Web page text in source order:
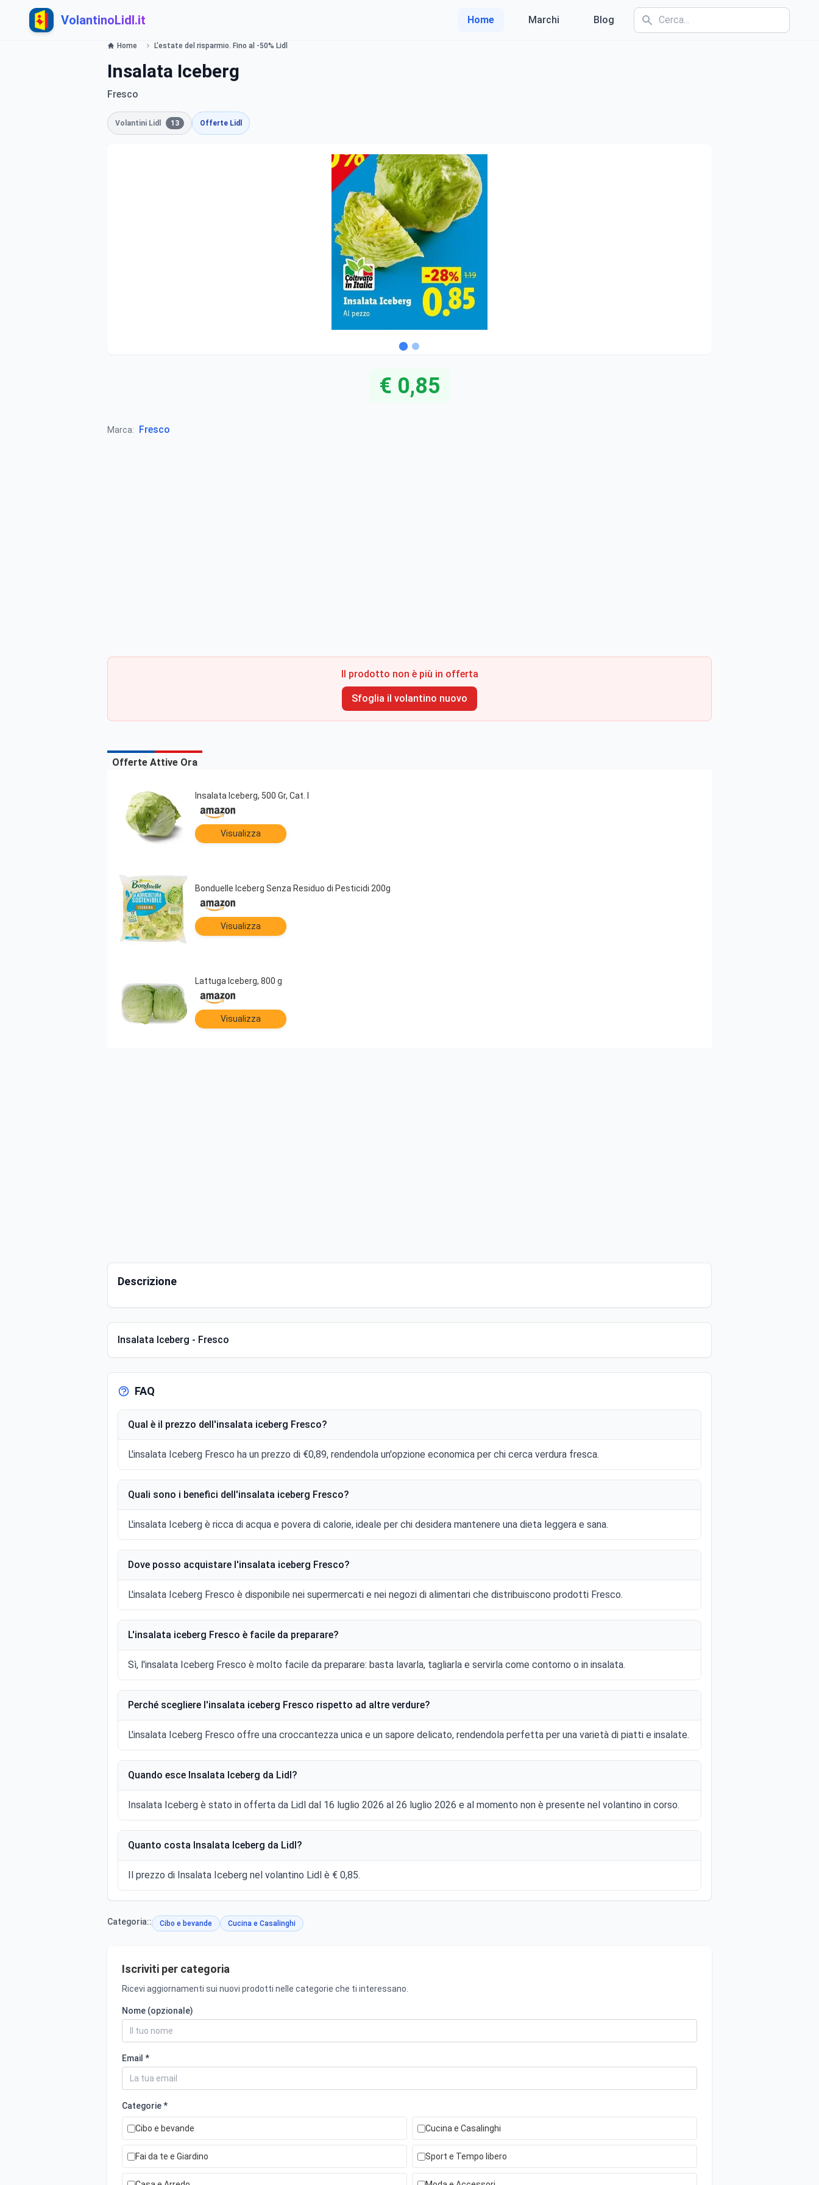
VolantinoLidl.it Home Marchi Blog
Home L'estate del risparmio. Fino al -50% Lidl
Insalata Iceberg
Fresco
Volantini Lidl 13 Offerte Lidl
€ 0,85
Marca: Fresco
Il prodotto non è più in offerta
Sfoglia il volantino nuovo
Offerte Attive Ora
Insalata Iceberg, 500 Gr, Cat. I
Visualizza
Bonduelle Iceberg Senza Residuo di Pesticidi 200g
Visualizza
Lattuga Iceberg, 800 g
Visualizza
Descrizione
Insalata Iceberg - Fresco
FAQ
Qual è il prezzo dell'insalata iceberg Fresco?
L'insalata Iceberg Fresco ha un prezzo di €0,89, rendendola un'opzione economica per chi cerca verdura fresca.
Quali sono i benefici dell'insalata iceberg Fresco?
L'insalata Iceberg è ricca di acqua e povera di calorie, ideale per chi desidera mantenere una dieta leggera e sana.
Dove posso acquistare l'insalata iceberg Fresco?
L'insalata Iceberg Fresco è disponibile nei supermercati e nei negozi di alimentari che distribuiscono prodotti Fresco.
L'insalata iceberg Fresco è facile da preparare?
Sì, l'insalata Iceberg Fresco è molto facile da preparare: basta lavarla, tagliarla e servirla come contorno o in insalata.
Perché scegliere l'insalata iceberg Fresco rispetto ad altre verdure?
L'insalata Iceberg Fresco offre una croccantezza unica e un sapore delicato, rendendola perfetta per una varietà di piatti e insalate.
Quando esce Insalata Iceberg da Lidl?
Insalata Iceberg è stato in offerta da Lidl dal 16 luglio 2026 al 26 luglio 2026 e al momento non è presente nel volantino in corso.
Quanto costa Insalata Iceberg da Lidl?
Il prezzo di Insalata Iceberg nel volantino Lidl è € 0,85.
Categoria:: Cibo e bevande Cucina e Casalinghi
Iscriviti per categoria
Ricevi aggiornamenti sui nuovi prodotti nelle categorie che ti interessano.
Nome (opzionale)
Email *
Categorie *
Cibo e bevande Cucina e Casalinghi
Fai da te e Giardino Sport e Tempo libero